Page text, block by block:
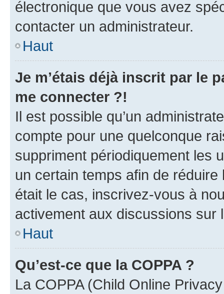
électronique que vous avez
contacter un administrateur.
Haut
Je m’étais déjà inscrit par le
me connecter ?!
Il est possible qu’un
compte pour une quelconque
suppriment périodiquement les
un certain temps afin de
était le cas, inscrivez-vous à
activement aux discussions sur
Haut
Qu’est-ce que la COPPA ?
La COPPA (Child Online